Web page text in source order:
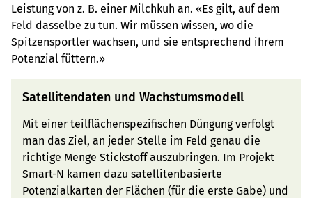
Leistung von z. B. einer Milchkuh an. «Es gilt, auf dem
Feld dasselbe zu tun. Wir müssen wissen, wo die
Spitzensportler wachsen, und sie entsprechend ihrem
Potenzial füttern.»
Satellitendaten und Wachstumsmodell
Mit einer teilflächenspezifischen Düngung verfolgt
man das Ziel, an jeder Stelle im Feld genau die
richtige Menge Stickstoff auszubringen. Im Projekt
Smart-N kamen dazu satellitenbasierte
Potenzialkarten der Flächen (für die erste Gabe) und